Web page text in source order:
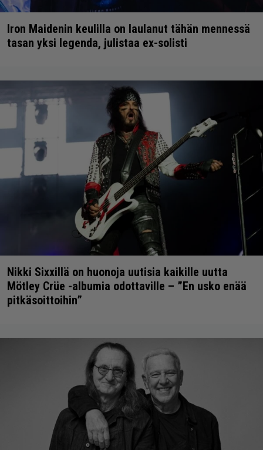
Iron Maidenin keulilla on laulanut tähän mennessä
tasan yksi legenda, julistaa ex-solisti
Nikki Sixxillä on huonoja uutisia kaikille uutta
Mötley Crüe -albumia odottaville – ”En usko enää
pitkäsoittoihin”